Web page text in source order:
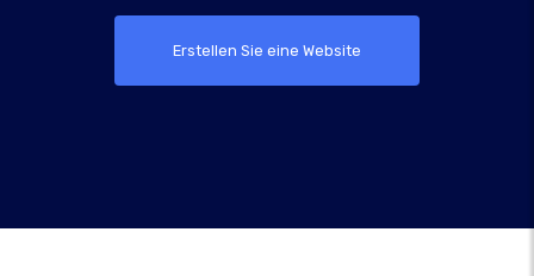
Erstellen Sie eine Website